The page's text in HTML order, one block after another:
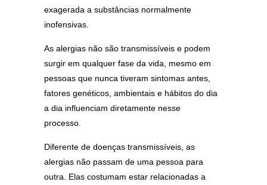
exagerada a substâncias normalmente
inofensivas.
As alergias não são transmissíveis e podem
surgir em qualquer fase da vida, mesmo em
pessoas que nunca tiveram sintomas antes,
fatores genéticos, ambientais e hábitos do dia
a dia influenciam diretamente nesse
processo.
Diferente de doenças transmissíveis, as
alergias não passam de uma pessoa para
outra. Elas costumam estar relacionadas a